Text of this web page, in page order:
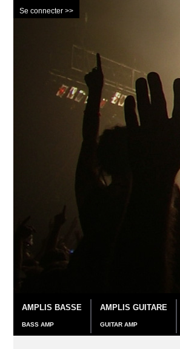
Se connecter >>
AMPLIS BASSE
BASS AMP
AMPLIS GUITARE
GUITAR AMP